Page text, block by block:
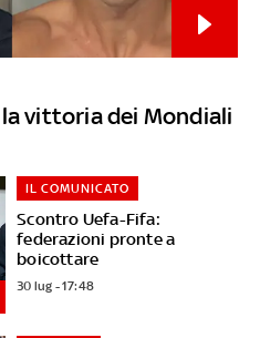
vittoria dei Mondiali
Scontro Uefa-Fifa:
federazioni pronte a
boicottare
IL COMUNICATO
30 lug - 17:48